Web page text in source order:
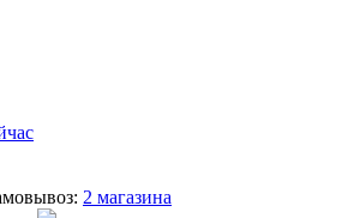
2 магазина